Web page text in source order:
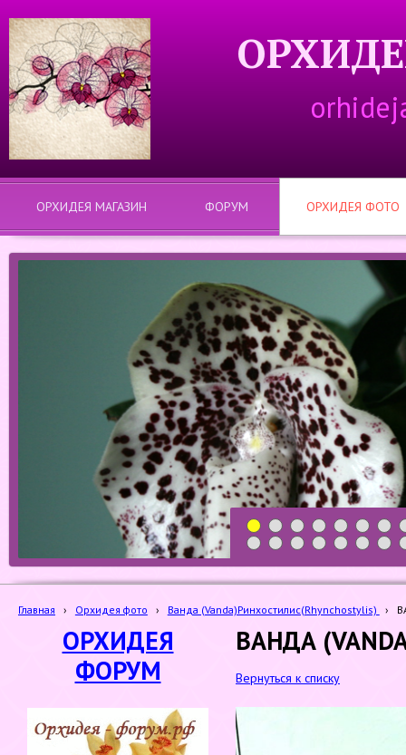
ОРХИДЕЯ МАГАЗИН ФОРУМ ОРХИДЕЯ ФОТО
1 2 3 4 5 6 7
8
19 20 21 22 23 24 25
Главная › Орхидея фото › Ванда (Vanda)Ринхостилис(Rhynchostylis) ›
ОРХИДЕЯ
ФОРУМ
ВАНДА (VANDA
Вернуться к списку